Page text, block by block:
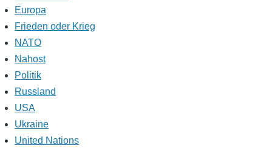
p
Europa
Frieden oder Krieg
NATO
Nahost
Politik
Russland
USA
Ukraine
United Nations